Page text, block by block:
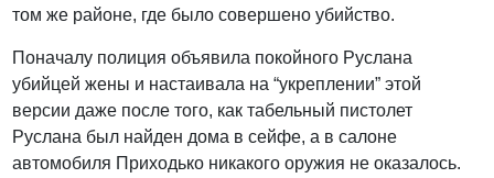
том же районе, где было совершено убийство.
Поначалу полиция объявила покойного Руслана
убийцей жены и настаивала на “укреплении” этой
версии даже после того, как табельный пистолет
Руслана был найден дома в сейфе, а в салоне
автомобиля Приходько никакого оружия не оказалось.